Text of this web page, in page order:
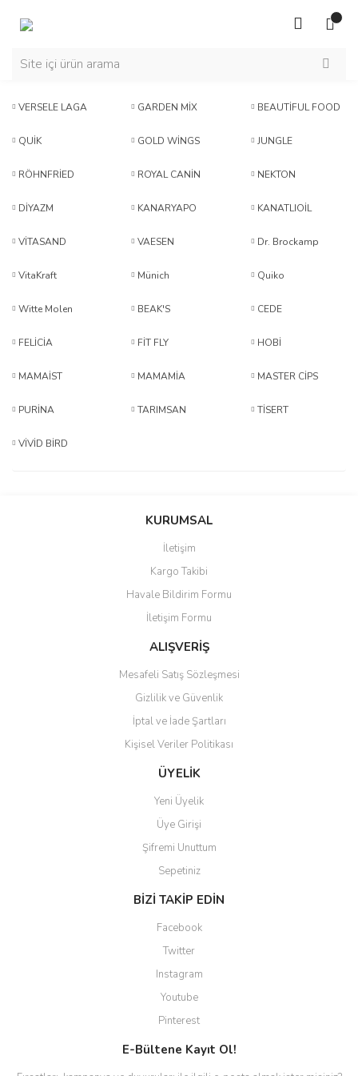
VERSELE LAGA GARDEN MİX BEAUTİFUL FOOD
QUİK GOLD WİNGS JUNGLE
RÖHNFRİED ROYAL CANİN NEKTON
DİYAZM KANARYAPO KANATLIOİL
VİTASAND VAESEN Dr. Brockamp
VitaKraft Münich Quiko
Witte Molen BEAK'S CEDE
FELİCİA FİT FLY HOBİ
MAMAİST MAMAMİA MASTER CİPS
PURİNA TARIMSAN TİSERT
VİVİD BİRD
KURUMSAL
İletişim
Kargo Takibi
Havale Bildirim Formu
İletişim Formu
ALIŞVERİŞ
Mesafeli Satış Sözleşmesi
Gizlilik ve Güvenlik
İptal ve İade Şartları
Kişisel Veriler Politikası
ÜYELİK
Yeni Üyelik
Üye Girişi
Şifremi Unuttum
Sepetiniz
BİZİ TAKİP EDİN
Facebook
Twitter
Instagram
Youtube
Pinterest
E-Bültene Kayıt Ol!